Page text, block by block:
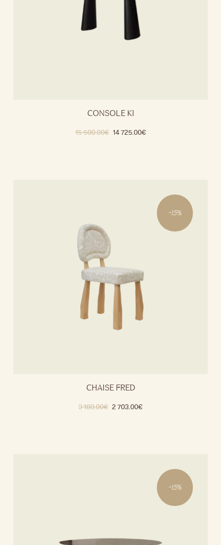
CONSOLE KI
15 500.00€ 14 725.00€
-15%
CHAISE FRED
3 180.00€ 2 703.00€
-15%